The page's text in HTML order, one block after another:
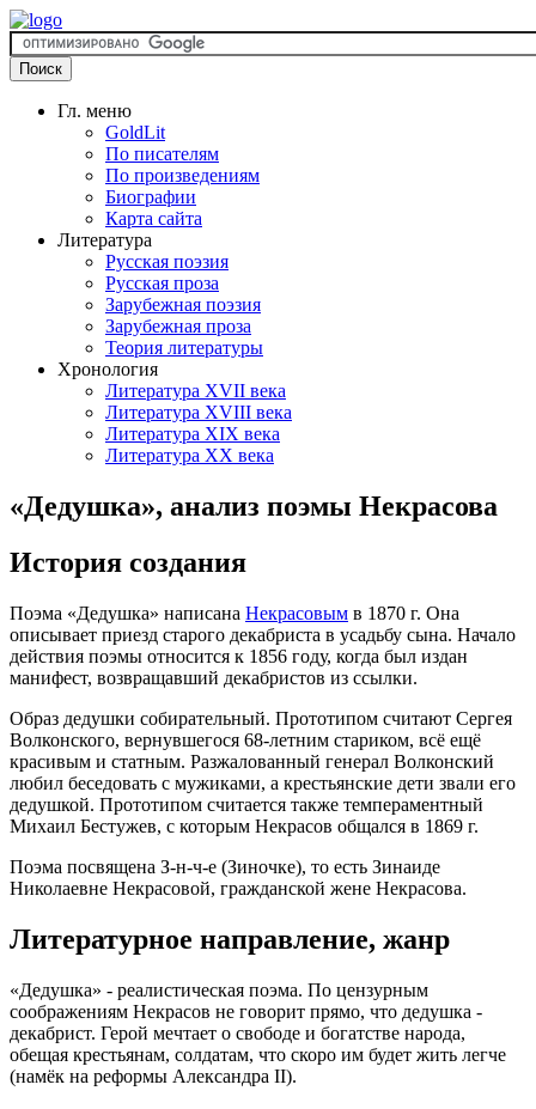
Гл. меню
GoldLit
По писателям
По произведениям
Биографии
Карта сайта
Литература
Русская поэзия
Русская проза
Зарубежная поэзия
Зарубежная проза
Теория литературы
Хронология
Литература XVII века
Литература XVIII века
Литература XIX века
Литература XX века
«Дедушка», анализ поэмы Некрасова
История создания
Поэма «Дедушка» написана Некрасовым в 1870 г. Она
описывает приезд старого декабриста в усадьбу сына. Начало
действия поэмы относится к 1856 году, когда был издан
манифест, возвращавший декабристов из ссылки.
Образ дедушки собирательный. Прототипом считают Сергея
Волконского, вернувшегося 68-летним стариком, всё ещё
красивым и статным. Разжалованный генерал Волконский
любил беседовать с мужиками, а крестьянские дети звали его
дедушкой. Прототипом считается также темпераментный
Михаил Бестужев, с которым Некрасов общался в 1869 г.
Поэма посвящена З-н-ч-е (Зиночке), то есть Зинаиде
Николаевне Некрасовой, гражданской жене Некрасова.
Литературное направление, жанр
«Дедушка» - реалистическая поэма. По цензурным
соображениям Некрасов не говорит прямо, что дедушка -
декабрист. Герой мечтает о свободе и богатстве народа,
обещая крестьянам, солдатам, что скоро им будет жить легче
(намёк на реформы Александра ІІ).